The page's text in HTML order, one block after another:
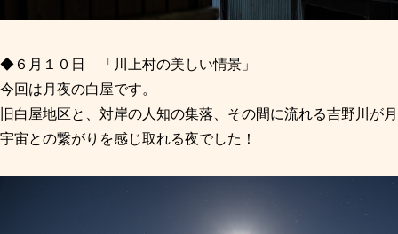
◆６月１０日 「川上村の美しい情景」
今回は月夜の白屋です。
旧白屋地区と、対岸の人知の集落、その間に流れる吉野川が
宇宙との繋がりを感じ取れる夜でした！